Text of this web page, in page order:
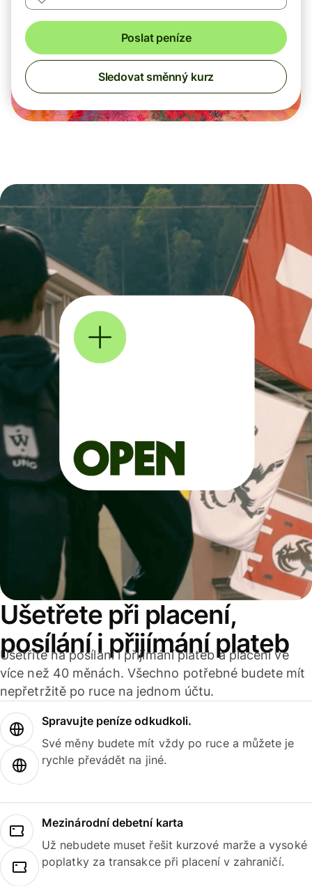
Poslat peníze
Sledovat směnný kurz
Ušetřete při placení,
posílání i přijímání plateb
Ušetříte na posílání i přijímání plateb a placení ve
více než 40 měnách. Všechno potřebné budete mít
nepřetržitě po ruce na jednom účtu.
Spravujte peníze odkudkoli.
Své měny budete mít vždy po ruce a můžete je
rychle převádět na jiné.
Mezinárodní debetní karta
Už nebudete muset řešit kurzové marže a vysoké
poplatky za transakce při placení v zahraničí.